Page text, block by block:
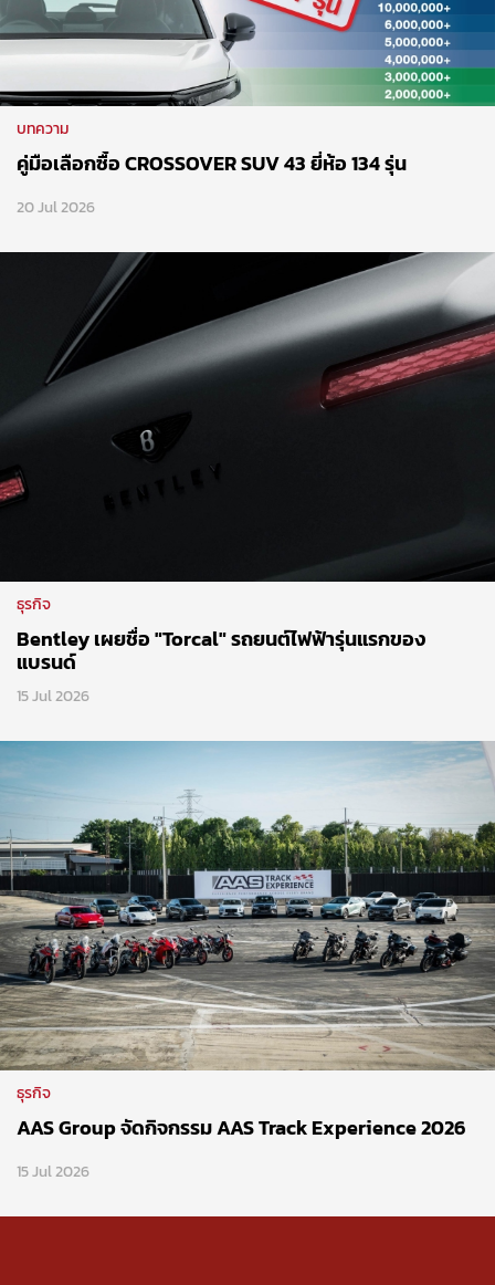
บทความ
คู่มือเลือกซื้อ CROSSOVER SUV 43 ยี่ห้อ 134 รุ่น
20 Jul 2026
ธุรกิจ
Bentley เผยชื่อ "Torcal" รถยนต์ไฟฟ้ารุ่นแรกของ
แบรนด์
15 Jul 2026
ธุรกิจ
AAS Group จัดกิจกรรม AAS Track Experience 2026
15 Jul 2026